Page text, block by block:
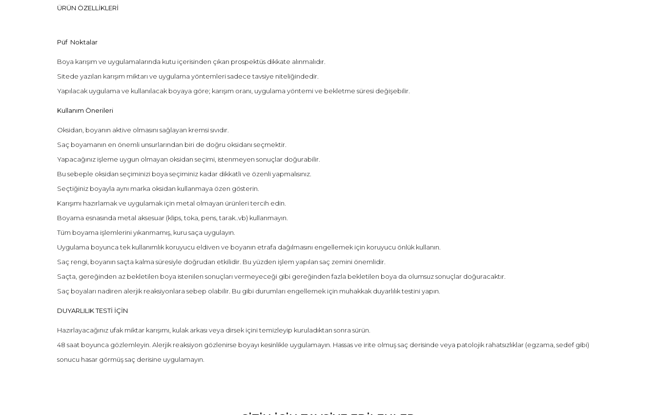
ÜRÜN ÖZELLİKLERİ
Püf Noktalar
Boya karışım ve uygulamalarında kutu içerisinden çıkan prospektüs dikkate alınmalıdır.
Sitede yazılan karışım miktarı ve uygulama yöntemleri sadece tavsiye niteliğindedir.
Yapılacak uygulama ve kullanılacak boyaya göre; karışım oranı, uygulama yöntemi ve bekletme süresi değişebilir.
Kullanım Önerileri
Oksidan, boyanın aktive olmasını sağlayan kremsi sıvıdır.
Saç boyamanın en önemli unsurlarından biri de doğru oksidanı seçmektir.
Yapacağınız işleme uygun olmayan oksidan seçimi, istenmeyen sonuçlar doğurabilir.
Bu sebeple oksidan seçiminizi boya seçiminiz kadar dikkatli ve özenli yapmalısınız.
Seçtiğiniz boyayla aynı marka oksidan kullanmaya özen gösterin.
Karışımı hazırlamak ve uygulamak için metal olmayan ürünleri tercih edin.
Boyama esnasında metal aksesuar (klips, toka, pens, tarak..vb) kullanmayın.
Tüm boyama işlemlerini yıkanmamış, kuru saça uygulayın.
Uygulama boyunca tek kullanımlık koruyucu eldiven ve boyanın etrafa dağılmasını engellemek için koruyucu önlük kullanın.
Saç rengi, boyanın saçta kalma süresiyle doğrudan etkilidir. Bu yüzden işlem yapılan saç zemini önemlidir.
Saçta, gereğinden az bekletilen boya istenilen sonuçları vermeyeceği gibi gereğinden fazla bekletilen boya da olumsuz sonuçlar doğuracaktır.
Saç boyaları nadiren alerjik reaksiyonlara sebep olabilir. Bu gibi durumları engellemek için muhakkak duyarlılık testini yapın.
DUYARLILIK TESTİ İÇİN
Hazırlayacağınız ufak miktar karışımı, kulak arkası veya dirsek içini temizleyip kuruladıktan sonra sürün.
48 saat boyunca gözlemleyin. Alerjik reaksiyon gözlenirse boyayı kesinlikle uygulamayın. Hassas ve irite olmuş saç derisinde veya patolojik rahatsızlıklar (egzama, sedef gibi)
sonucu hasar görmüş saç derisine uygulamayın.